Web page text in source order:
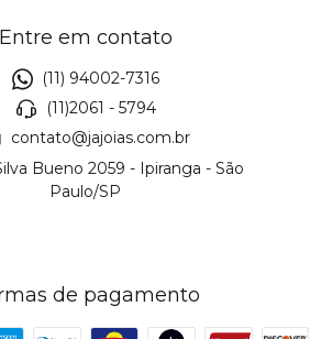
Entre em contato
(11) 94002-7316
(11)2061 - 5794
contato@jajoias.com.br
Bueno 2059 - Ipiranga - São
Paulo/SP
de pagamento